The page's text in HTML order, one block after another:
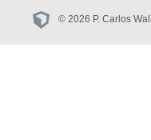
© 2026 P. Carlos